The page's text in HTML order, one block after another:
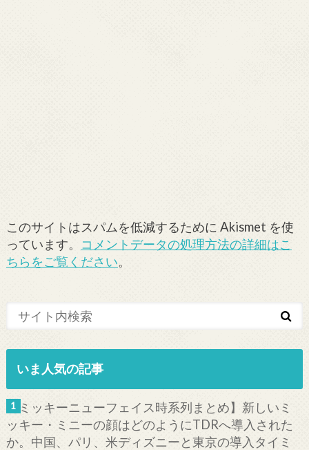
このサイトはスパムを低減するために Akismet を使
っています。 コメントデータの処理方法の詳細はこ
ちらをご覧ください。
いま人気の記事
【ミッキーニューフェイス時系列まとめ】新しいミ
ッキー・ミニーの顔はどのようにTDRへ導入された
か。中国、パリ、米ディズニーと東京の導入タイミ